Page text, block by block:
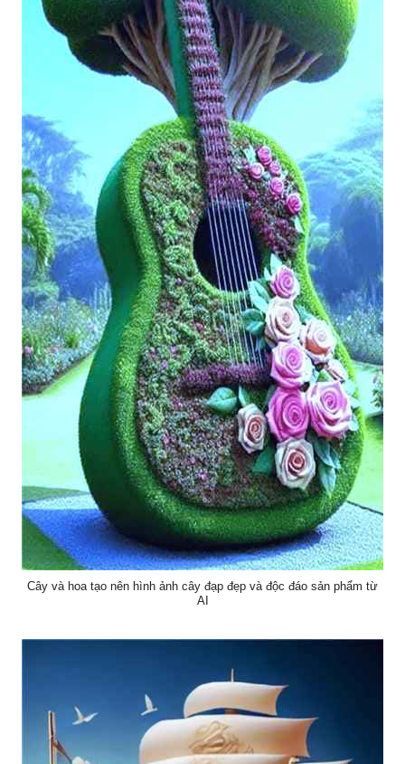
Cây và hoa tạo nên hình ảnh cây đạp đẹp và độc đáo sản phẩm từ
AI